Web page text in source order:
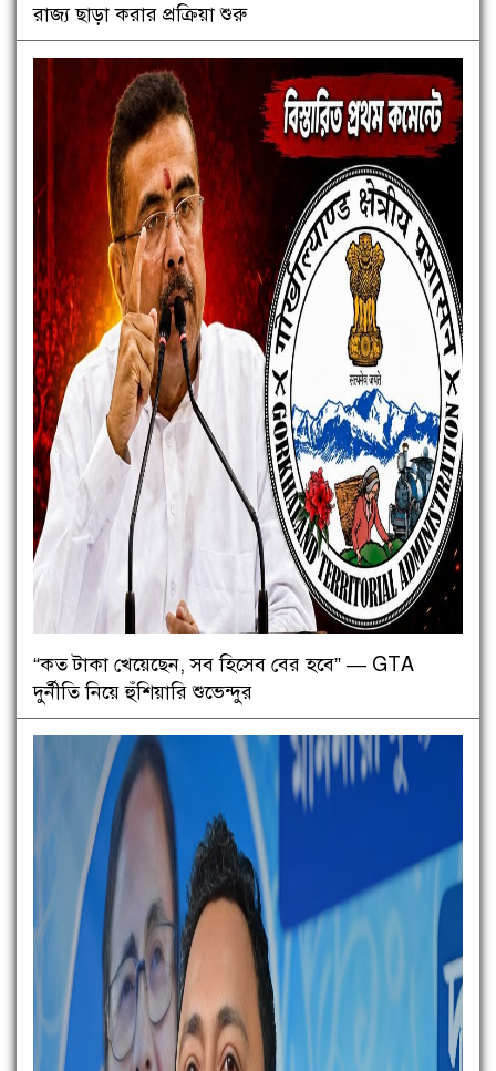
রাজ্য ছাড়া করার প্রক্রিয়া শুরু
“কত টাকা খেয়েছেন, সব হিসেব বের হবে” — GTA
দুর্নীতি নিয়ে হুঁশিয়ারি শুভেন্দুর